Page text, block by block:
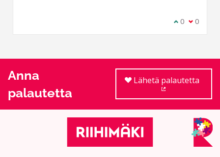
Olen samaa
0 Olen eri
0
Anna
palautetta
Lähetä palautetta